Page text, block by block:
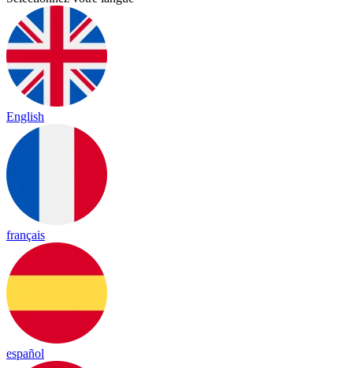
English
français
español